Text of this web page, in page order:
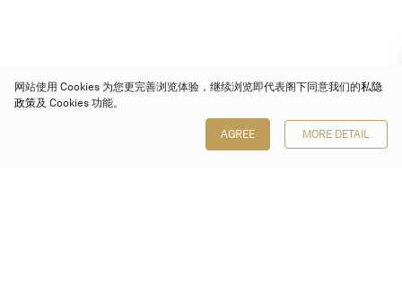
网站使用 Cookies 为您更完善浏览体验，继续浏览即代表阁下同意我们的私隐
政策及 Cookies 功能。
AGREE MORE DETAIL